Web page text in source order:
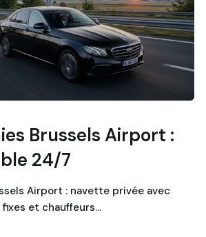
Brussels Airport :
24/7
Airport : navette privée avec
et chauffeurs…